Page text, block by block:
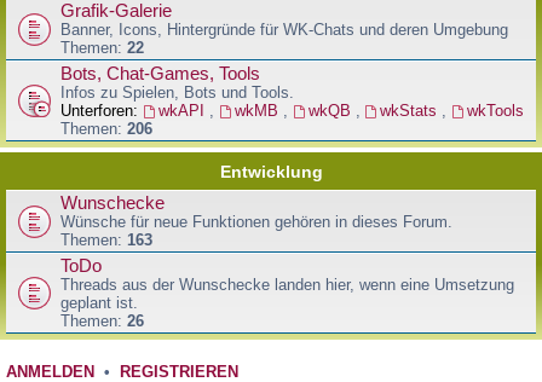
Grafik-Galerie
Banner, Icons, Hintergründe für WK-Chats und deren Umgebung
Themen: 22
Bots, Chat-Games, Tools
Infos zu Spielen, Bots und Tools.
Unterforen:
wkAPI , wkMB , wkQB , wkStats ,
wkTools
Themen: 206
Entwicklung
Wunschecke
Wünsche für neue Funktionen gehören in dieses Forum.
Themen: 163
ToDo
Threads aus der Wunschecke landen hier, wenn eine Umsetzung
geplant ist.
Themen: 26
ANMELDEN • REGISTRIEREN